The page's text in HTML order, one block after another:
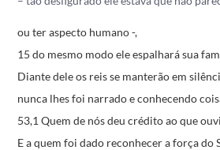
ou ter aspecto humano -,
15 do mesmo modo ele espalhará sua
Diante dele os reis se manterão em
nunca lhes foi narradoe conhecendo
53,1 Quem de nós deu crédito ao que
E a quem foi dado reconhecer a força do